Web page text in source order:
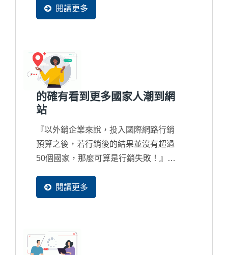
簡單，真的與另外一家的差別很大...」
如果您的業務團隊所回覆的內容過於簡
的競爭力問題了，甚至在詢問回覆上都
誤判了客戶的實際急切想要的內容，這
是...
閱讀更多
的確有看到更多國家人潮到網
站
『以外銷企業來說，投入國際網路行銷
預算之後，若行銷後的結果並沒有超過
50個國家，那麼可算是行銷失敗！』正
而現在搜尋引擎也都完全在地化在服
務，因此新一代的國際網路行銷一定讓
閱讀更多